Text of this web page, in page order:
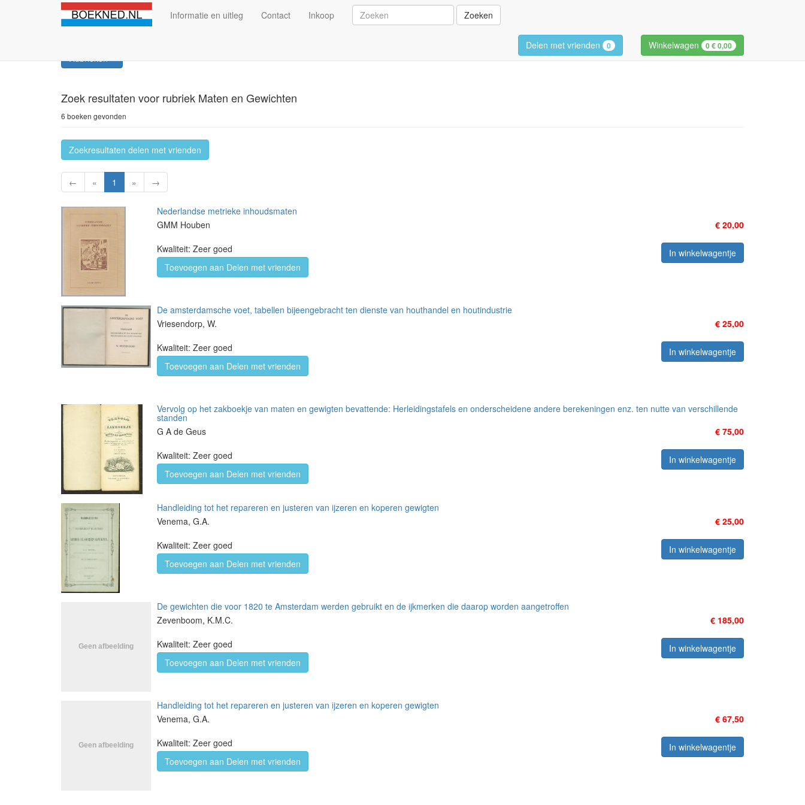
Informatie en uitleg Contact Inkoop Zoeken
Delen met vrienden 0 Winkelwagen 0€ 0,00
Rubrieken
Zoek resultaten voor rubriek Maten en Gewichten
6 boeken gevonden
Zoekresultaten delen met vrienden
← « 1 » →
Nederlandse metrieke inhoudsmaten
GMM Houben
€ 20,00
Kwaliteit: Zeer goed
In winkelwagentje
Toevoegen aan Delen met vrienden
De amsterdamsche voet, tabellen bijeengebracht ten dienste van houthandel en houtindustrie
Vriesendorp, W.
€ 25,00
Kwaliteit: Zeer goed
In winkelwagentje
Toevoegen aan Delen met vrienden
Vervolg op het zakboekje van maten en gewigten bevattende: Herleidingstafels en onderscheidene andere berekeningen enz. ten nutte van verschillende
standen
G A de Geus
€ 75,00
Kwaliteit: Zeer goed
In winkelwagentje
Toevoegen aan Delen met vrienden
Handleiding tot het repareren en justeren van ijzeren en koperen gewigten
Venema, G.A.
€ 25,00
Kwaliteit: Zeer goed
In winkelwagentje
Toevoegen aan Delen met vrienden
De gewichten die voor 1820 te Amsterdam werden gebruikt en de ijkmerken die daarop worden aangetroffen
Zevenboom, K.M.C.
€ 185,00
Kwaliteit: Zeer goed
In winkelwagentje
Toevoegen aan Delen met vrienden
Handleiding tot het repareren en justeren van ijzeren en koperen gewigten
Venema, G.A.
€ 67,50
Kwaliteit: Zeer goed
In winkelwagentje
Toevoegen aan Delen met vrienden